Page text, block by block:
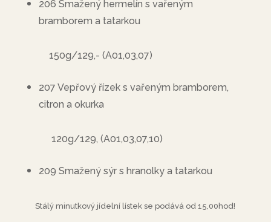
206 Smažený hermelín s vařeným
bramborem a tatarkou
150g/129,- (A01,03,07)
207 Vepřový řízek s vařeným bramborem,
citron a okurka
120g/129, (A01,03,07,10)
209 Smažený sýr s hranolky a tatarkou
Stálý minutkový jídelní lístek se podává od 15,00hod!